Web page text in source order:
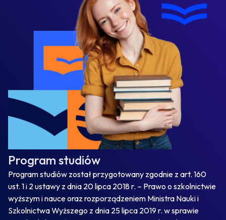
Program studiów
Program studiów został przygotowany zgodnie z art. 160
ust. 1 i 2 ustawy z dnia 20 lipca 2018 r. – Prawo o szkolnictwie
wyższym i nauce oraz rozporządzeniem Ministra Nauki i
Szkolnictwa Wyższego z dnia 25 lipca 2019 r. w sprawie